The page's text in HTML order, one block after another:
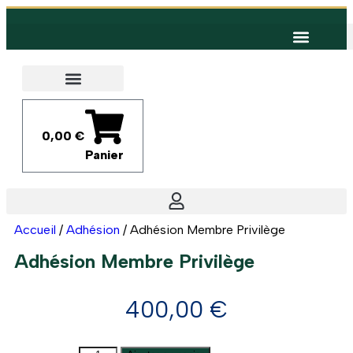
Aller
0,00 €
Panier
Accueil / Adhésion / Adhésion Membre Privilège
Adhésion Membre Privilège
400,00 €